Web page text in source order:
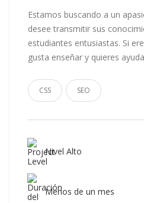
Estamos buscando a un
desee transmitir sus
estudiantes entusiastas. Si
gusta enseñar y quieres
CSS SEO
Nivel Alto
Menos de un mes